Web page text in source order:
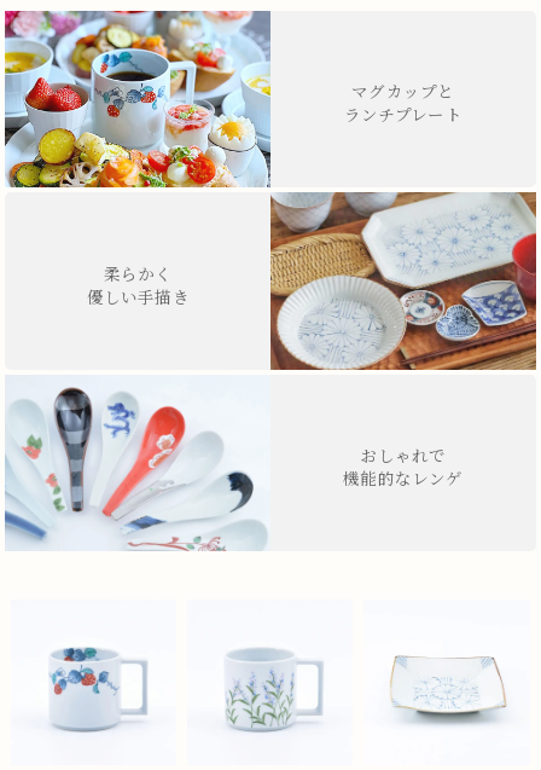
マグカップと
ランチプレート
柔らかく
優しい手描き
おしゃれで
機能的なレンゲ